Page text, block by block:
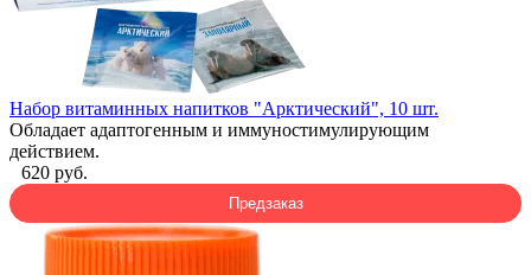
Набор витаминных напитков "Арктический", 10 шт.
Обладает адаптогенным и иммуностимулирующим
действием.
620 руб.
Предзаказ